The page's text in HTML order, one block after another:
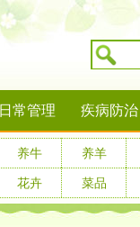
日常管理 疾病防治
养牛 养羊
花卉 菜品